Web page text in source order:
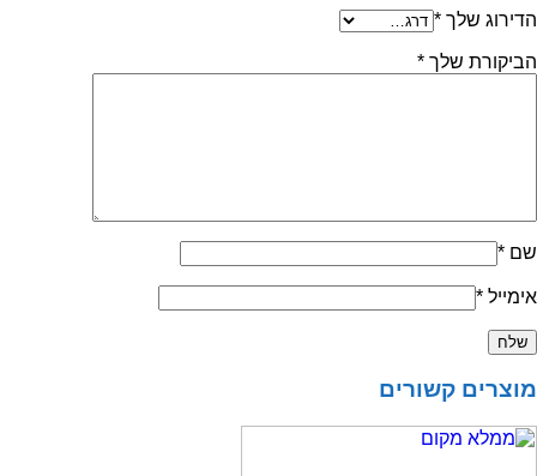
הדירוג שלך *
הביקורת שלך *
שם *
אימייל *
מוצרים קשורים